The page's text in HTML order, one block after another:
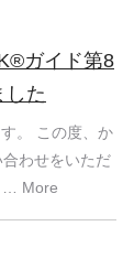
ガイド第8
た
。 この度、か
わせをいただ
… More